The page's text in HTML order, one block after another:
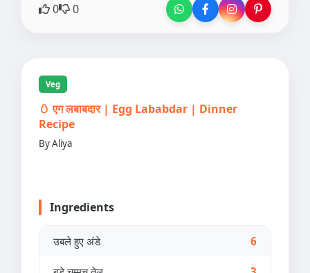
0 0
Veg
🥚 एग लबाबदार | Egg Lababdar | Dinner
Recipe
By Aliya
Ingredients
उबले हुए अंडे 6